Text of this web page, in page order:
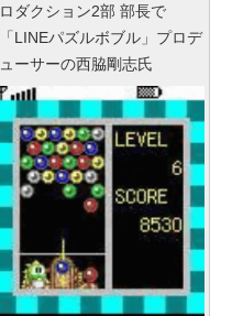
ロダクション2部 部長で
「LINEパズルボブル」プロデ
ューサーの西脇剛志氏